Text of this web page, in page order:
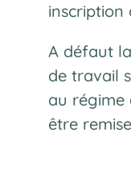
inscription
A défaut
de travail
au régime
être